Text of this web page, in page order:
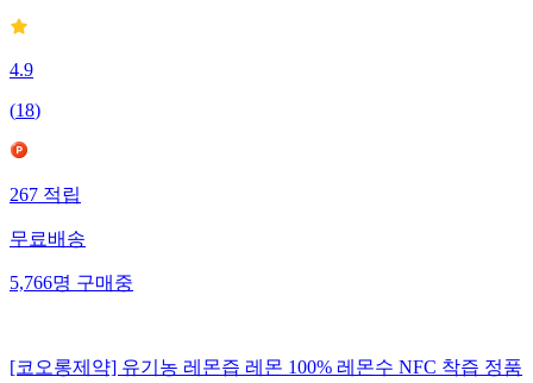
4.9
(18)
267적립
무료배송
5,766명구매중
[코오롱제약] 유기농 레몬즙 레몬 100% 레몬수 NFC 착즙 정품